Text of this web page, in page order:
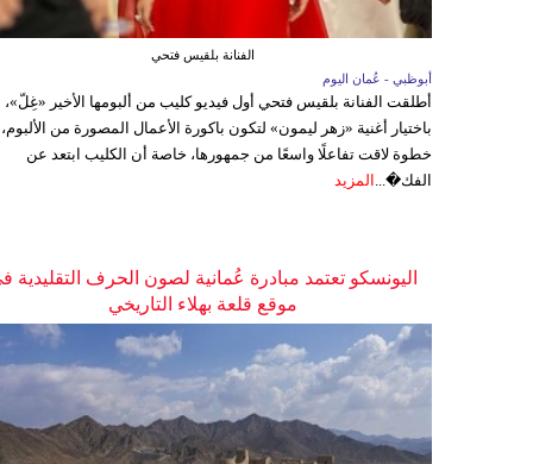
الفنانة بلقيس فتحي
أبوظبي - عُمان اليوم
أطلقت الفنانة بلقيس فتحي أول فيديو كليب من ألبومها الأخير «غِلّ»،
باختيار أغنية «زهر ليمون» لتكون باكورة الأعمال المصورة من
خطوة لاقت تفاعلًا واسعًا من جمهورها، خاصة أن الكليب ابتعد عن
الفك�... المزيد
اليونسكو تعتمد مبادرة عُمانية لصون الحرف التقليدية
موقع قلعة بهلاء التاريخي